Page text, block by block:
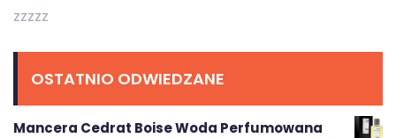
zzzzz
OSTATNIO ODWIEDZANE
Mancera Cedrat Boise Woda Perfumowana